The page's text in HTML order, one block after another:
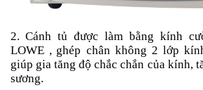
2. Cánh tủ được làm bằng kính
LOWE , ghép chân không 2 lớp
giúp gia tăng độ chắc chắn của kính,
sương.